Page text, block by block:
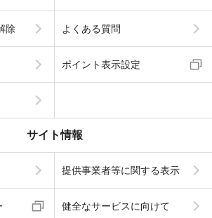
除 よくある質問
ポイント表示設定
サイト情報
提供事業者等に関する表示
健全なサービスに向けて